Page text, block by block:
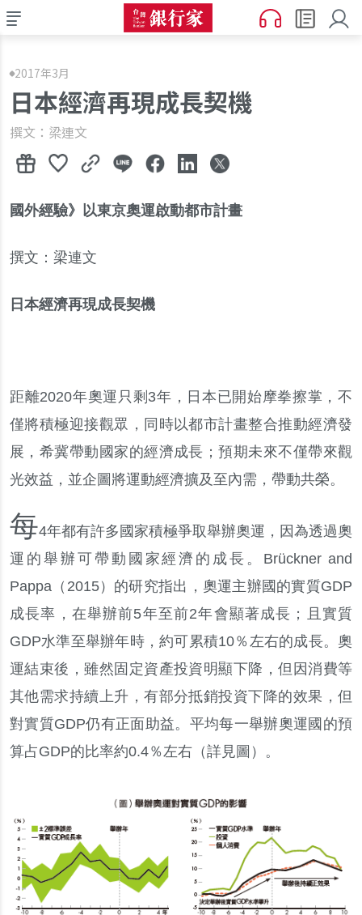
2017年3月
日本經濟再現成長契機
撰文：梁連文
國外經驗》 以東京奧運啟動都市計畫
撰文 ： 梁連文
日本經濟再現成長契機
距離2020年奧運只剩 3年 ， 日本已開始摩拳擦掌 ，不
僅將積極迎接觀眾 ， 同時以都市計畫整合推動經濟發
展 ， 希冀帶動國家的經濟成長 ； 預期未來不僅帶來觀
光效益 ， 並企圖將運動經濟擴及至內需 ， 帶動共榮。
每4年都有許多國家積極爭取舉辦奧運 ， 因為透過奧
運的舉辦可帶動國家經濟的成長 。 Brückner and
Pappa （ 2015） 的研究指出 ， 奧運主辦國的實質GDP
成長率 ， 在舉辦前5年至前2年會顯著成長 ；
且實質
GDP水準至舉辦年時，約可累積10％ 左右的成長。奧
運結束後 ，雖然固定資產投資明顯下降 ，但因消費等
其他需求持續上升 ，有部分抵銷投資下降的效果 ，但
對實質GDP仍有正面助益。 平均每一舉辦奧運國的預
算占GDP的比率約0.4％左右 （詳見圖 ） 。